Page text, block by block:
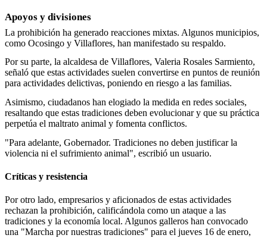
Apoyos y divisiones
La prohibición ha generado reacciones mixtas. Algunos municipios,
como Ocosingo y Villaflores, han manifestado su respaldo.
Por su parte, la alcaldesa de Villaflores, Valeria Rosales Sarmiento,
señaló que estas actividades suelen convertirse en puntos de reunión
para actividades delictivas, poniendo en riesgo a las familias.
Asimismo, ciudadanos han elogiado la medida en redes sociales,
resaltando que estas tradiciones deben evolucionar y que su práctica
perpetúa el maltrato animal y fomenta conflictos.
"Para adelante, Gobernador. Tradiciones no deben justificar la
violencia ni el sufrimiento animal", escribió un usuario.
Críticas y resistencia
Por otro lado, empresarios y aficionados de estas actividades
rechazan la prohibición, calificándola como un ataque a las
tradiciones y la economía local. Algunos galleros han convocado
una "Marcha por nuestras tradiciones" para el jueves 16 de enero,